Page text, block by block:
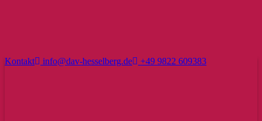
Kontakt info@dav-hesselberg.de +49 9822 609383